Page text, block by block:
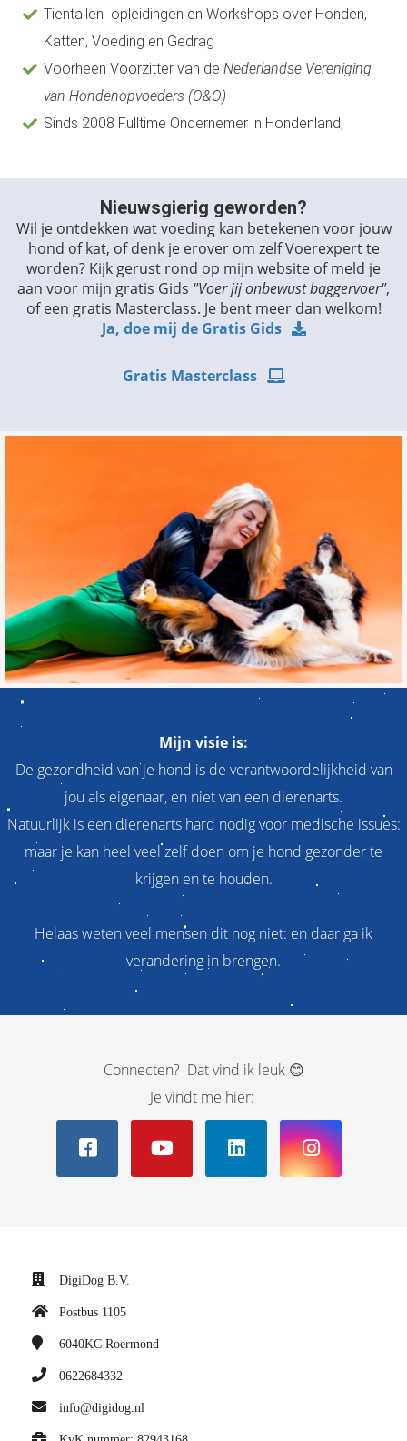
Tientallen opleidingen en Workshops over Honden,
Katten, Voeding en Gedrag
Voorheen Voorzitter van deNederlandse Vereniging
van Hondenopvoeders (O&O)
Sinds 2008 Fulltime Ondernemer in Hondenland,
Nieuwsgierig geworden?
Wil je ontdekken wat voeding kan betekenen voor jouw
hond of kat, of denk je erover om zelf Voerexpert te
worden? Kijk gerust rond op mijn website of meld je
aan voor mijn gratis Gids "Voer jij onbewust baggervoer",
of een gratis Masterclass. Je bent meer dan welkom!
Ja, doe mij de Gratis Gids
Gratis Masterclass
Mijn visie is:
De gezondheid van je hond is de verantwoordelijkheid van
jou als eigenaar, en niet van een dierenarts.
Natuurlijk is een dierenarts hard nodig voor medische issues:
maar je kan heel veel zelf doen om je hond gezonder te
krijgen en te houden.
Helaas weten veel mensen dit nog niet: en daar ga ik
verandering in brengen.
Connecten? Dat vind ik leuk 😊
Je vindt me hier:
DigiDog B.V.
Postbus 1105
6040KC Roermond
0622684332
info@digidog.nl